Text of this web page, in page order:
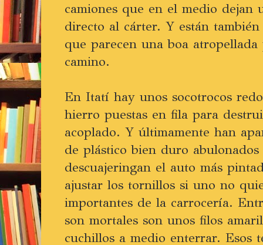
camiones que en el medio dejan
directo al cárter. Y están también
que parecen una boa
camino.
En Itatí hay unos socotrocos
hierro puestas en fila para
acoplado. Y últimamente han
de plástico bien duro
descuajeringan el auto más
ajustar los tornillos si uno no
importantes de la carrocería.
son mortales son unos filos
cuchillos a medio enterrar. Esos